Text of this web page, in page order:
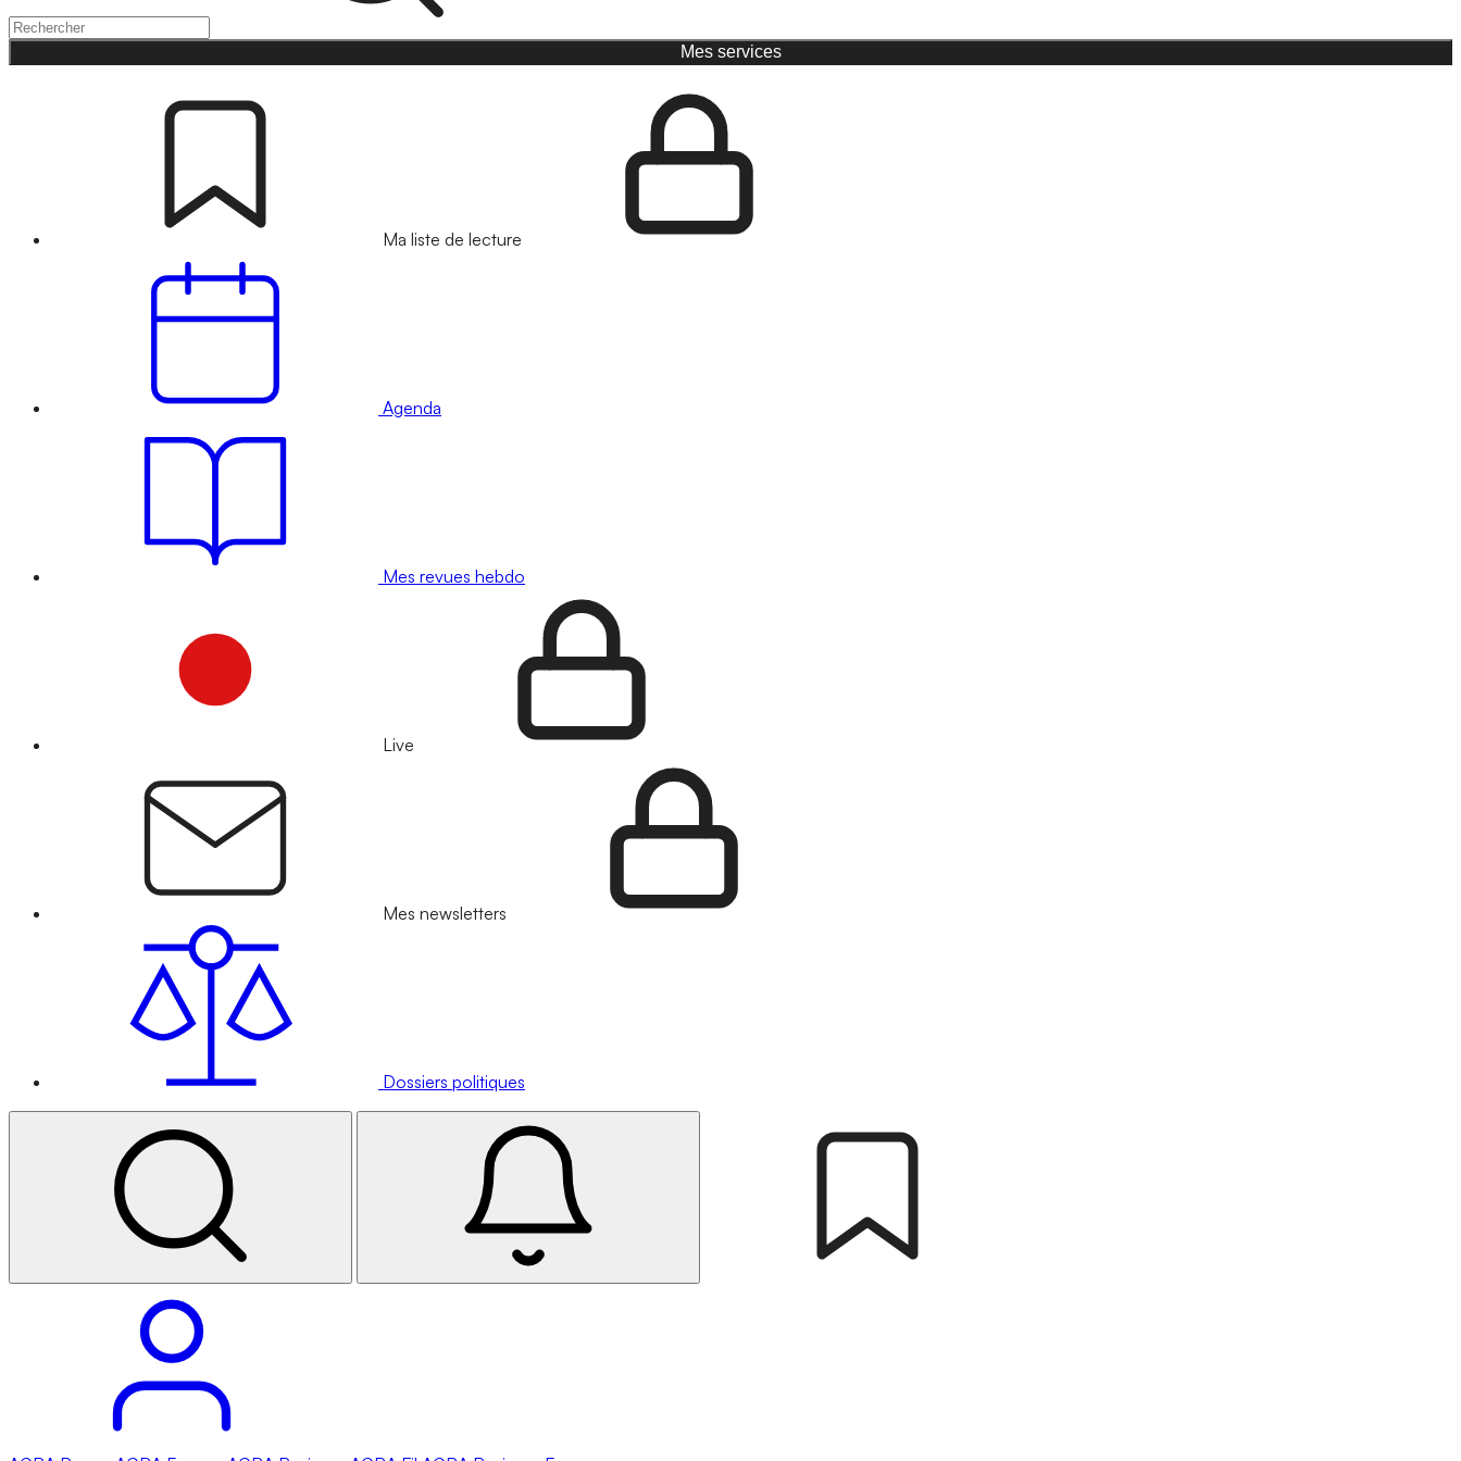
Mes services
Ma liste de lecture
Agenda
Mes revues hebdo
Live
Mes newsletters
Dossiers politiques